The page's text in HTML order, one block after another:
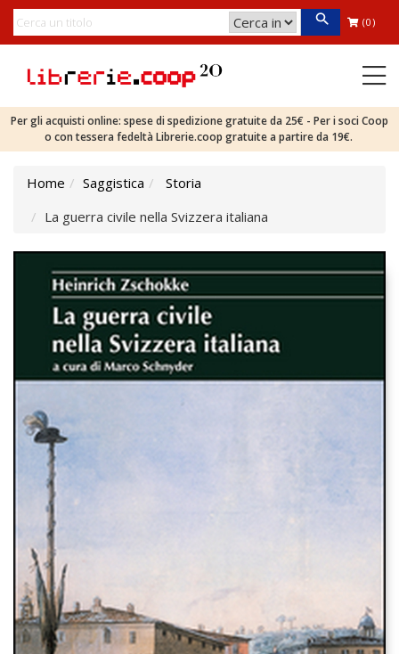
(0)
Per gli acquisti online: spese di spedizione gratuite da 25€ - Per i soci Coop
o con tessera fedeltà Librerie.coop gratuite a partire da 19€.
Home Saggistica
Storia
La guerra civile nella Svizzera italiana